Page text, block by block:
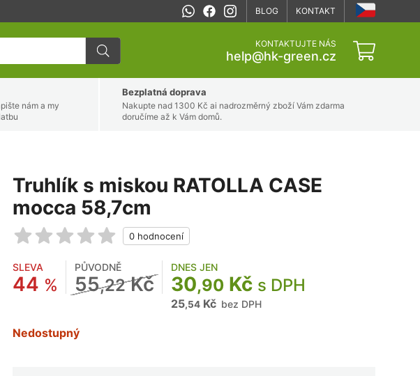
BLOG
KONTAKT
KONTAKTUJTE NÁS
help@hk-green.cz
nám a my
Bezplatná doprava
Nakupte nad 1300 Kč ai nadrozměrný zboží Vám zdarma
doručíme až k Vám domů.
Truhlík s miskou RATOLLA CASE
mocca 58,7cm
SLEVA
44 %
PŮVODNĚ
55,22Kč
DNES JEN
30,90 Kč s DPH
25,54 Kč bez DPH
Nedostupný